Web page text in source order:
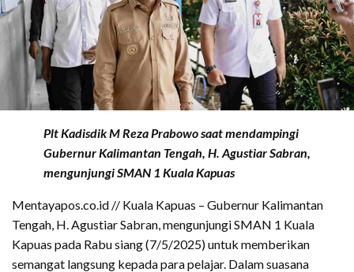
Plt Kadisdik M Reza Prabowo saat mendampingi
Gubernur Kalimantan Tengah, H. Agustiar Sabran,
mengunjungi SMAN 1 Kuala Kapuas
Mentayapos.co.id // Kuala Kapuas – Gubernur Kalimantan
Tengah, H. Agustiar Sabran, mengunjungi SMAN 1 Kuala
Kapuas pada Rabu siang (7/5/2025) untuk memberikan
semangat langsung kepada para pelajar. Dalam suasana